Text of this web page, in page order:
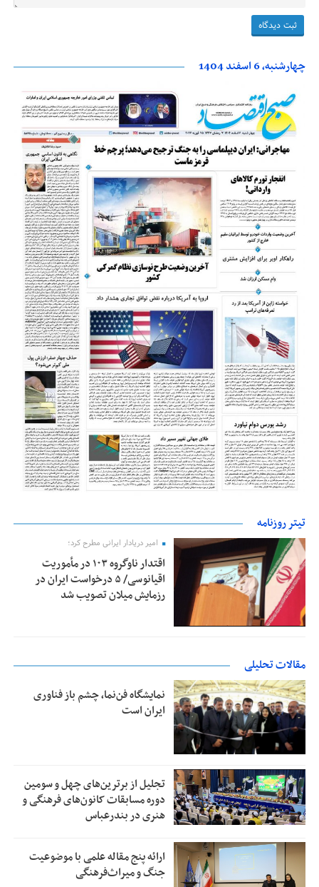
چهارشنبه، 6 اسفند 1404
تیتر روزنامه
امیر دریادار ایرانی مطرح کرد؛
اقتدار ناوگروه ۱۰۳ در مأموریت‌
اقیانوسی/ ۵ درخواست ایران در
رزمایش میلان تصویب شد
مقالات تحلیلی
نمایشگاه فن‌نما، چشم باز فناوری
ایران است
تجلیل از بر‌ترین‌های چهل و سومین
دوره مسابقات کانون‌های فرهنگی و
هنری در بندرعباس
ارائه پنج مقاله علمی با موضوعیت
جنگ و میراث‌فرهنگی